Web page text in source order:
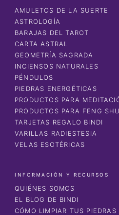
AMULETOS DE LA SUERTE
ASTROLOGÍA
BARAJAS DEL TAROT
CARTA ASTRAL
GEOMETRÍA SAGRADA
INCIENSOS NATURALES
PÉNDULOS
PIEDRAS ENERGÉTICAS
PRODUCTOS PARA
PRODUCTOS PARA FENG
TARJETAS REGALO BINDI
VARILLAS RADIESTESIA
VELAS ESOTÉRICAS
INFORMACIÓN Y RECURSOS
QUIÉNES SOMOS
EL BLOG DE BINDI
CÓMO LIMPIAR TUS PIEDRAS